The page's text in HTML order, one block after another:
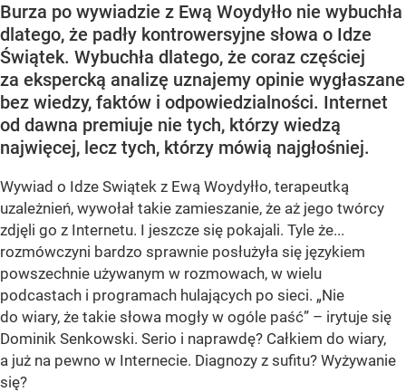
Burza po wywiadzie z Ewą Woydyłło nie wybuchła
dlatego, że padły kontrowersyjne słowa o Idze
Świątek. Wybuchła dlatego, że coraz częściej
za ekspercką analizę uznajemy opinie wygłaszane
bez wiedzy, faktów i odpowiedzialności. Internet
od dawna premiuje nie tych, którzy wiedzą
najwięcej, lecz tych, którzy mówią najgłośniej.
Wywiad o Idze Swiątek z Ewą Woydyłło, terapeutką
uzależnień, wywołał takie zamieszanie, że aż jego twórcy
zdjęli go z Internetu. I jeszcze się pokajali. Tyle że...
rozmówczyni bardzo sprawnie posłużyła się językiem
powszechnie używanym w rozmowach, w wielu
podcastach i programach hulających po sieci. „Nie
do wiary, że takie słowa mogły w ogóle paść” – irytuje się
Dominik Senkowski. Serio i naprawdę? Całkiem do wiary,
a już na pewno w Internecie. Diagnozy z sufitu? Wyżywanie
się?